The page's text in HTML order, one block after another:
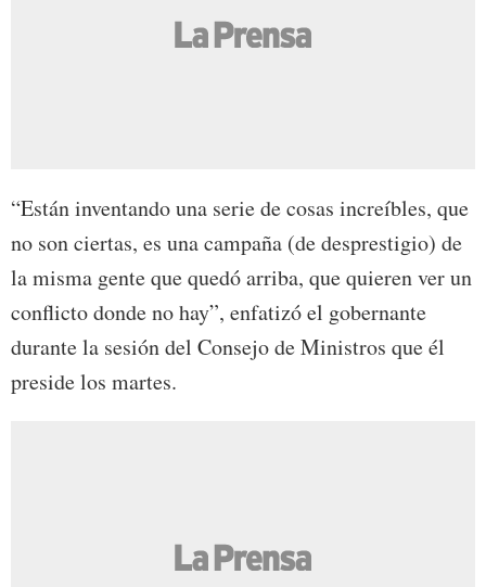
“Están inventando una serie de cosas increíbles, que
no son ciertas, es una campaña (de desprestigio) de
la misma gente que quedó arriba, que quieren ver un
conflicto donde no hay”, enfatizó el gobernante
durante la sesión del Consejo de Ministros que él
preside los martes.